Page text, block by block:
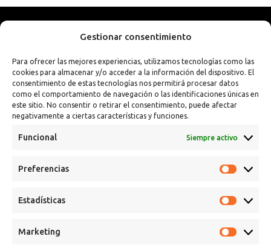
Gestionar consentimiento
Para ofrecer las mejores experiencias, utilizamos tecnologías como las
cookies para almacenar y/o acceder a la información del dispositivo. El
consentimiento de estas tecnologías nos permitirá procesar datos
como el comportamiento de navegación o las identificaciones únicas en
este sitio. No consentir o retirar el consentimiento, puede afectar
negativamente a ciertas características y funciones.
Funcional Siempre activo
Preferencias
Estadísticas
Marketing
Calle Campanar, 4º, 03330 Crevillent (Alicante)